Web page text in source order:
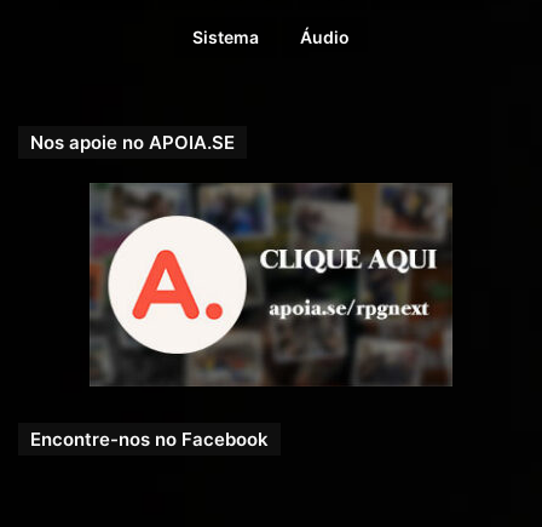
Sistema Áudio
Nos apoie no APOIA.SE
Encontre-nos no Facebook